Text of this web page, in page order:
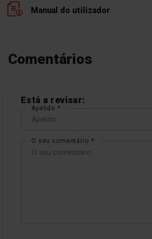
Selecione o tempo que
placa fique ligada. Depois de
ativa um sinal sonoro.
Manual do utilizador
Comentários
Está a revisar:
Apelido
O seu comentário